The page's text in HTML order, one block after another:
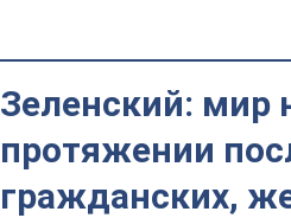
Зеленский: мир
протяжении
гражданских,